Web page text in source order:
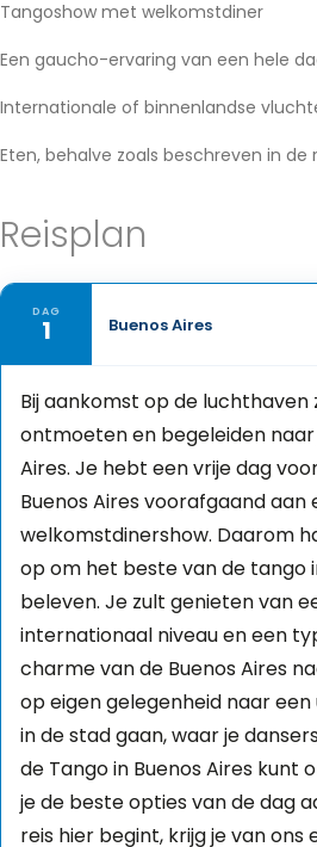
Tangoshow met welkomstdiner
Een gaucho-ervaring van een hele
Internationale of binnenlandse
Eten, behalve zoals beschreven in de
Reisplan
DAG
1 Buenos Aires
Bij aankomst op de luchthaven
ontmoeten en begeleiden naar
Aires. Je hebt een vrije dag
Buenos Aires voorafgaand aan
welkomstdinershow. Daarom
op om het beste van de tango
beleven. Je zult genieten van
internationaal niveau en een
charme van de Buenos Aires
op eigen gelegenheid naar
in de stad gaan, waar je
de Tango in Buenos Aires kunt
je de beste opties van de dag
reis hier begint, krijg je van ons